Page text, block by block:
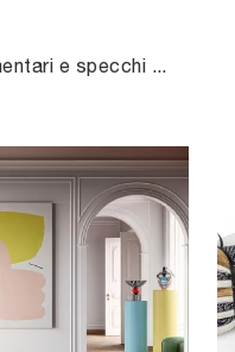
Elementi complementari e specchi Midj: scopri come impreziosire i tuoi locali design con il modello Bold H120.